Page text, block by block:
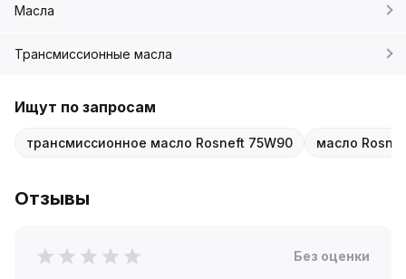
Масла
Трансмиссионные масла
Ищут по запросам
трансмиссионное масло Rosneft 75W90 масло
Отзывы
Без оценки